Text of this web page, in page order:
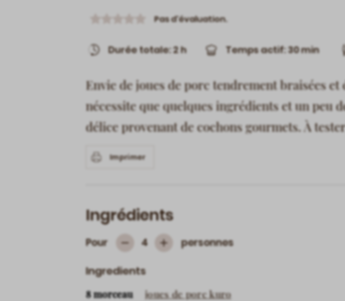
Pas d'évaluation.
Durée totale: 2 h Temps actif: 30 min
Envie de joues de porc tendrement braisées et
nécessite que quelques ingrédients et un peu
délice provenant de cochons gourmets. À
Imprimer
Ingrédients
Pour
Subtrahieren
4 Hinzufügen
personnes
Ingredients
8 morceau
joues de porc kuro